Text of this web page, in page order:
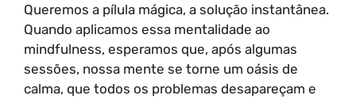
Queremos a pílula mágica, a solução instantânea.
Quando aplicamos essa mentalidade ao
mindfulness, esperamos que, após algumas
sessões, nossa mente se torne um oásis de
calma, que todos os problemas desapareçam e